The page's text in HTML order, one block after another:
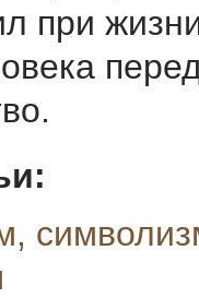
при